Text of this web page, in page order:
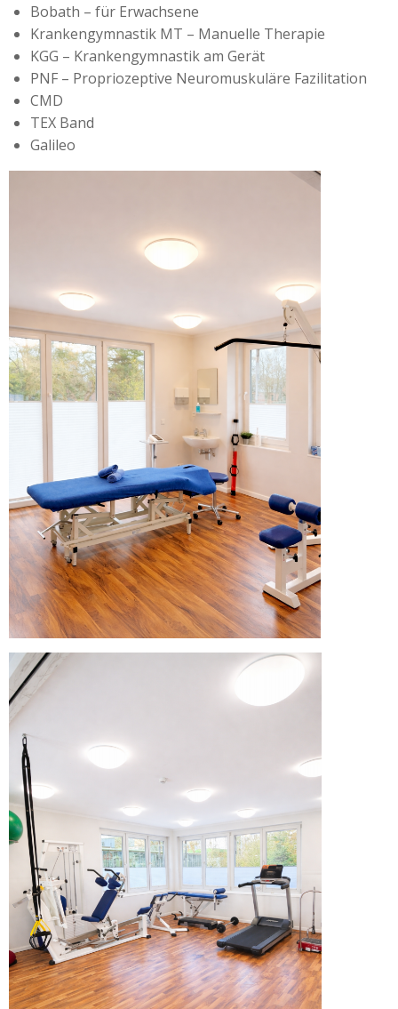
Bobath – für Erwachsene
Krankengymnastik MT – Manuelle Therapie
KGG – Krankengymnastik am Gerät
PNF – Propriozeptive Neuromuskuläre Fazilitation
CMD
TEX Band
Galileo